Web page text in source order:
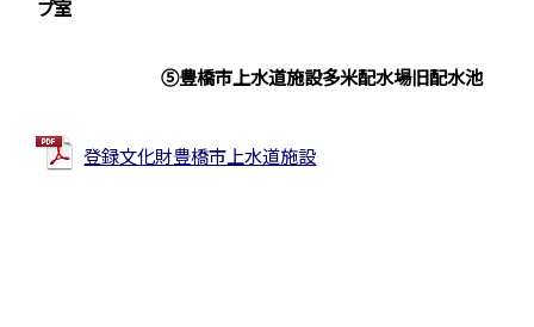
プ室
⑤豊橋市上水道施設多米配水場旧配水池
登録文化財豊橋市上水道施設